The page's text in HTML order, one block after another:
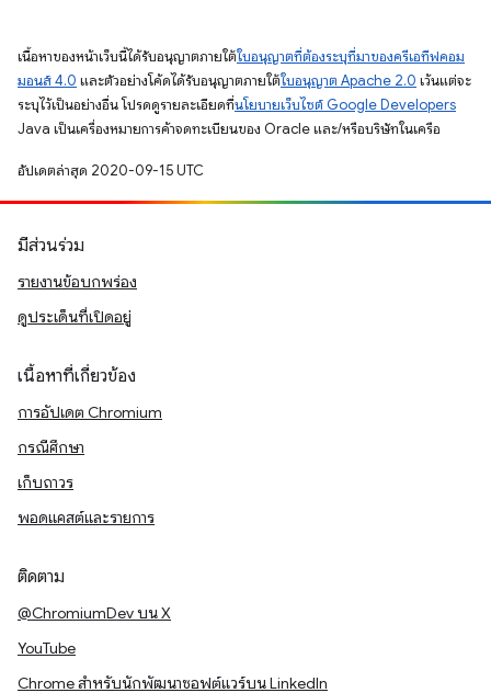
เนื้อหาของหน้าเว็บนี้ได้รับอนุญาตภายใต้ใบอนุญาตที่ต้องระบุที่มาของครีเอทีฟคอม
มอนส์ 4.0 และตัวอย่างโค้ดได้รับอนุญาตภายใต้ใบอนุญาต Apache 2.0 เว้นแต่จะ
ระบุไว้เป็นอย่างอื่น โปรดดูรายละเอียดที่นโยบายเว็บไซต์ Google Developers
Java เป็นเครื่องหมายการค้าจดทะเบียนของ Oracle และ/หรือบริษัทในเครือ
อัปเดตล่าสุด 2020-09-15 UTC
มีส่วนร่วม
รายงานข้อบกพร่อง
ดูประเด็นที่เปิดอยู่
เนื้อหาที่เกี่ยวข้อง
การอัปเดต Chromium
กรณีศึกษา
เก็บถาวร
พอดแคสต์และรายการ
ติดตาม
@ChromiumDev บน X
YouTube
Chrome สำหรับนักพัฒนาซอฟต์แวร์บน LinkedIn